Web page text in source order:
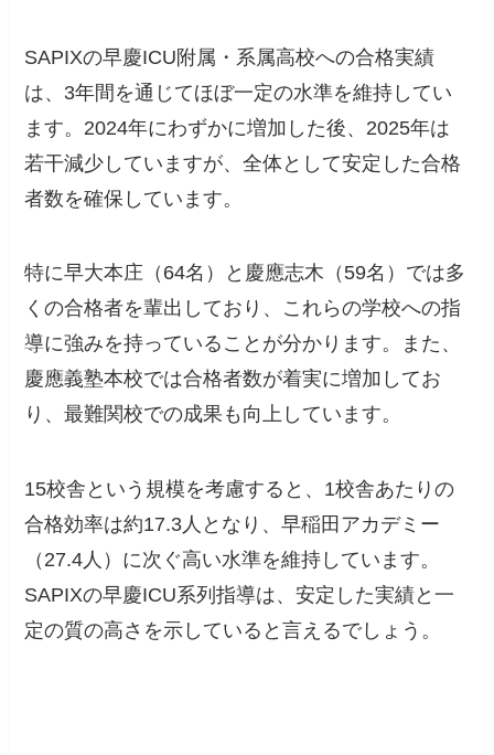
SAPIXの早慶ICU附属・系属高校への合格実績
は、3年間を通じてほぼ一定の水準を維持してい
ます。2024年にわずかに増加した後、2025年は
若干減少していますが、全体として安定した合格
者数を確保しています。
特に早大本庄（64名）と慶應志木（59名）では多
くの合格者を輩出しており、これらの学校への指
導に強みを持っていることが分かります。また、
慶應義塾本校では合格者数が着実に増加してお
り、最難関校での成果も向上しています。
15校舎という規模を考慮すると、1校舎あたりの
合格効率は約17.3人となり、早稲田アカデミー
（27.4人）に次ぐ高い水準を維持しています。
SAPIXの早慶ICU系列指導は、安定した実績と一
定の質の高さを示していると言えるでしょう。